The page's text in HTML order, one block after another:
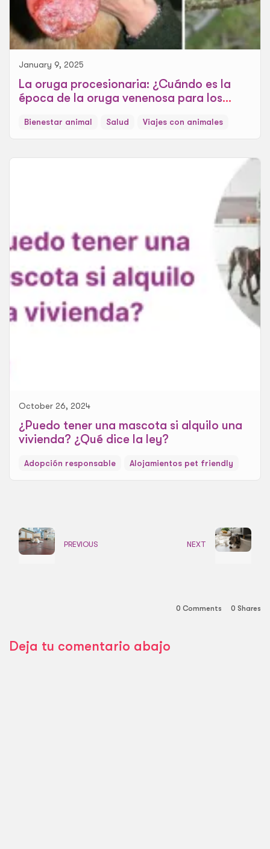
January 9, 2025
La oruga procesionaria: ¿Cuándo es la
época de la oruga venenosa para los
Bienestar animal Salud Viajes con animales
October 26, 2024
¿Puedo tener una mascota si alquilo una
vivienda? ¿Qué dice la ley?
Adopción responsable Alojamientos pet friendly
PREVIOUS NEXT
0 Comments 0 Shares
Deja tu comentario abajo